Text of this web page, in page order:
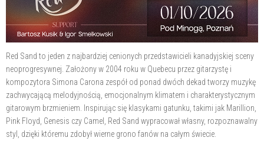
Red Sand to jeden z najbardziej cenionych przedstawicieli kanadyjskiej sceny
neoprogresywnej. Założony w 2004 roku w Quebecu przez gitarzystę i
kompozytora Simona Carona zespół od ponad dwóch dekad tworzy muzykę
zachwycającą melodyjnością, emocjonalnym klimatem i charakterystycznym
gitarowym brzmieniem. Inspirując się klasykami gatunku, takimi jak Marillion,
Pink Floyd, Genesis czy Camel, Red Sand wypracował własny, rozpoznawalny
styl, dzięki któremu zdobył wierne grono fanów na całym świecie.